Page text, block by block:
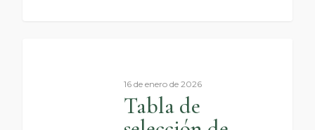
16 de enero de 2026
Tabla de